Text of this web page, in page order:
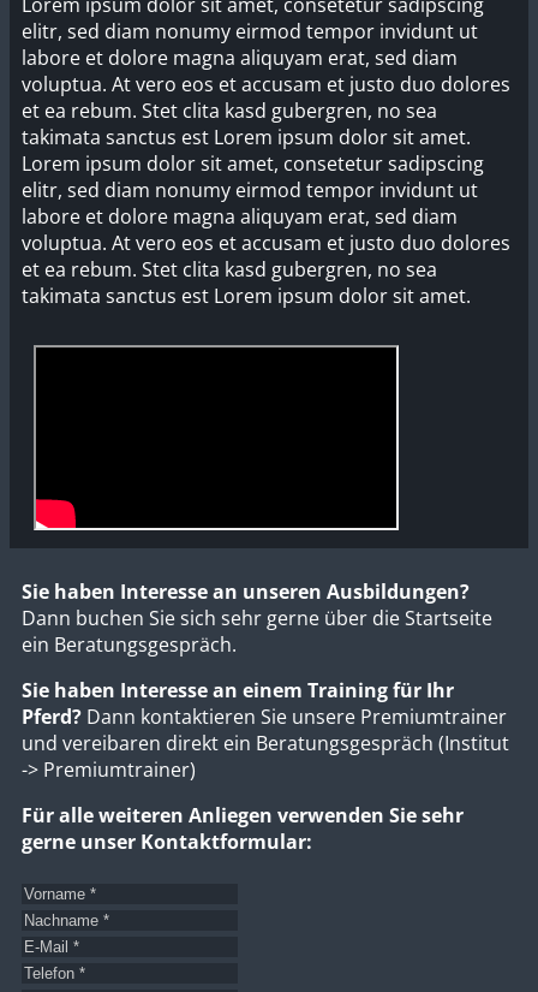
elitr, sed diam nonumy eirmod tempor invidunt ut
labore et dolore magna aliquyam erat, sed diam
voluptua. At vero eos et accusam et justo duo dolores
et ea rebum. Stet clita kasd gubergren, no sea
takimata sanctus est Lorem ipsum dolor sit amet.
Lorem ipsum dolor sit amet, consetetur sadipscing
elitr, sed diam nonumy eirmod tempor invidunt ut
labore et dolore magna aliquyam erat, sed diam
voluptua. At vero eos et accusam et justo duo dolores
et ea rebum. Stet clita kasd gubergren, no sea
takimata sanctus est Lorem ipsum dolor sit amet.
Sie haben Interesse an unseren Ausbildungen?
Dann buchen Sie sich sehr gerne über die Startseite
ein Beratungsgespräch.
Sie haben Interesse an einem Training für Ihr
Pferd? Dann kontaktieren Sie unsere Premiumtrainer
und vereibaren direkt ein Beratungsgespräch (Institut
-> Premiumtrainer)
Für alle weiteren Anliegen verwenden Sie sehr
gerne unser Kontaktformular: